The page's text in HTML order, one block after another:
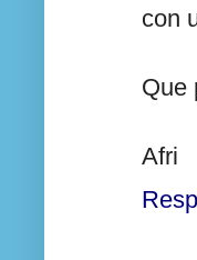
con
Que
Afri